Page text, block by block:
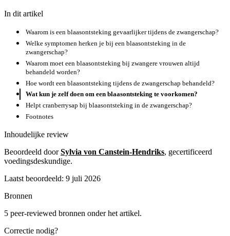
In dit artikel
Waarom is een blaasontsteking gevaarlijker tijdens de zwangerschap?
Welke symptomen herken je bij een blaasontsteking in de
zwangerschap?
Waarom moet een blaasontsteking bij zwangere vrouwen altijd
behandeld worden?
Hoe wordt een blaasontsteking tijdens de zwangerschap behandeld?
Wat kun je zelf doen om een blaasontsteking te voorkomen?
Helpt cranberrysap bij blaasontsteking in de zwangerschap?
Footnotes
Inhoudelijke review
Beoordeeld doorSylvia von Canstein-Hendriks, gecertificeerd
voedingsdeskundige.
Laatst beoordeeld: 9 juli 2026
Bronnen
5 peer-reviewed bronnen onder het artikel.
Correctie nodig?